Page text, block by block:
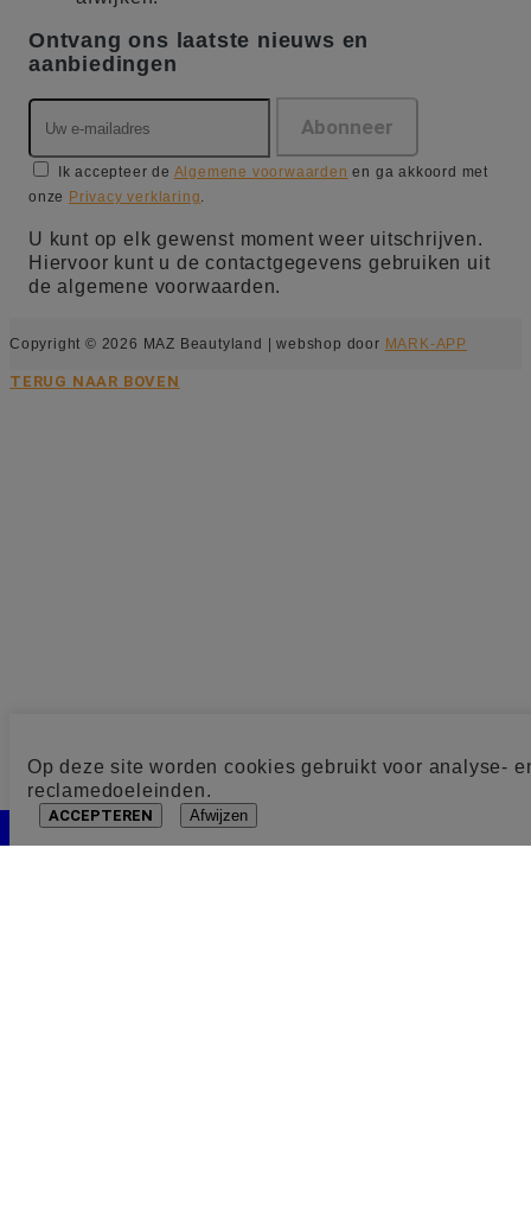
Op deze site worden cookies gebruikt voor analyse-
reclamedoeleinden.
ACCEPTEREN Afwijzen
Ontvang ons laatste nieuws en
aanbiedingen
Ik accepteer de Algemene voorwaarden en ga akkoord met
onze Privacy verklaring.
U kunt op elk gewenst moment weer uitschrijven.
Hiervoor kunt u de contactgegevens gebruiken uit
de algemene voorwaarden.
Copyright © 2026 MAZ Beautyland | webshop door MARK-APP
TERUG NAAR BOVEN
Cookie toestemming